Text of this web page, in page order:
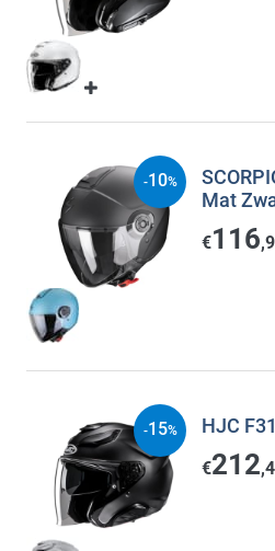
Mat
€116
-10%
HJC
€212
-15%